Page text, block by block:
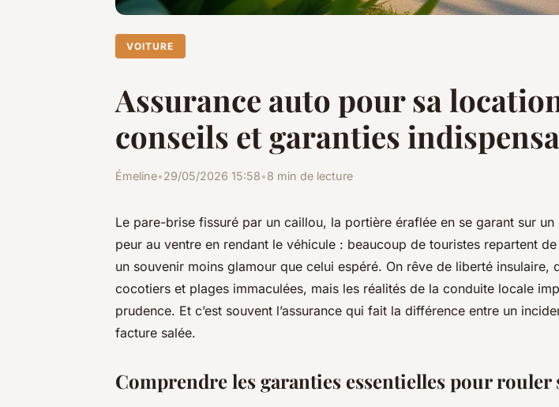
VOITURE
Assurance auto pour sa
conseils et garanties
Émeline•29/05/2026 15:58•8 min de lecture
Le pare-brise fissuré par un caillou, la portière éraflée en se garant sur un
peur au ventre en rendant le véhicule : beaucoup de touristes repartent
un souvenir moins glamour que celui espéré. On rêve de liberté insulaire,
cocotiers et plages immaculées, mais les réalités de la conduite locale
prudence. Et c’est souvent l’assurance qui fait la différence entre un
facture salée.
Comprendre les garanties essentielles pour rouler